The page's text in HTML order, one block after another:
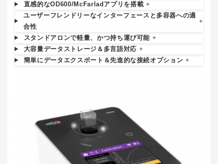
直感的なOD600/McFarladアプリを搭載 +
ユーザーフレンドリーなインターフェースと多容器への適
合性
+
スタンドアロンで軽量、かつ持ち運び可能 +
大容量データストレージ＆多言語対応 +
簡単にデータエクスポート＆先進的な接続オプション +